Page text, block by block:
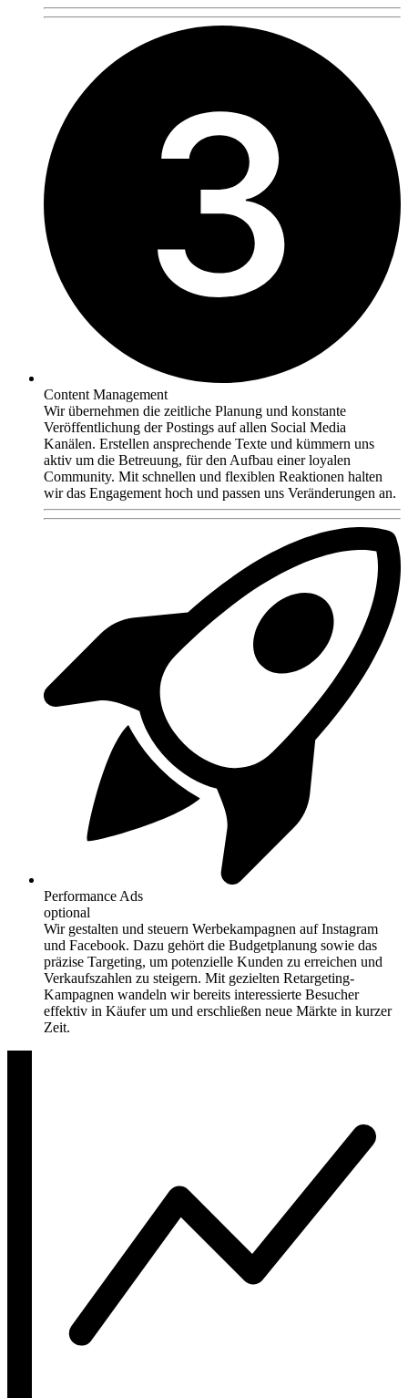
Content Management
Wir übernehmen die zeitliche Planung und konstante
Veröffentlichung der Postings auf allen Social Media
Kanälen. Erstellen ansprechende Texte und kümmern uns
aktiv um die Betreuung, für den Aufbau einer loyalen
Community. Mit schnellen und flexiblen Reaktionen halten
wir das Engagement hoch und passen uns Veränderungen an.
Performance Ads
optional
Wir gestalten und steuern Werbekampagnen auf Instagram
und Facebook. Dazu gehört die Budgetplanung sowie das
präzise Targeting, um potenzielle Kunden zu erreichen und
Verkaufszahlen zu steigern. Mit gezielten Retargeting-
Kampagnen wandeln wir bereits interessierte Besucher
effektiv in Käufer um und erschließen neue Märkte in kurzer
Zeit.